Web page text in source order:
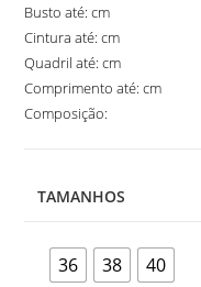
Busto até: cm
Cintura até: cm
Quadril até: cm
Comprimento até: cm
Composição:
TAMANHOS
36 38 40